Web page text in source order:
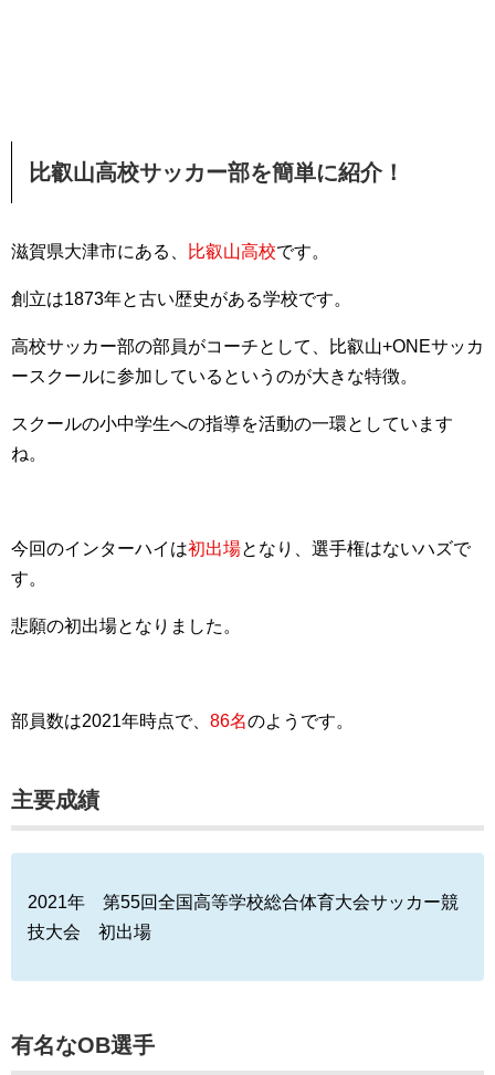
比叡山高校サッカー部を簡単に紹介！
滋賀県大津市にある、 比叡山高校です。
創立は1873年と古い歴史がある学校です。
高校サッカー部の部員がコーチとして、比叡山+ONEサッカ
ースクールに参加しているというのが大きな特徴。
スクールの小中学生への指導を活動の一環としています
ね。
今回のインターハイは初出場となり、選手権はないハズで
す。
悲願の初出場となりました。
部員数は2021年時点で、 86名のようです。
主要成績
2021年 第55回全国高等学校総合体育大会サッカー競
技大会 初出場
有名なOB選手